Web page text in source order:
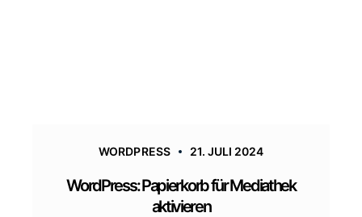
WORDPRESS 21. JULI 2024
WordPress: Papierkorb für Mediathek
aktivieren